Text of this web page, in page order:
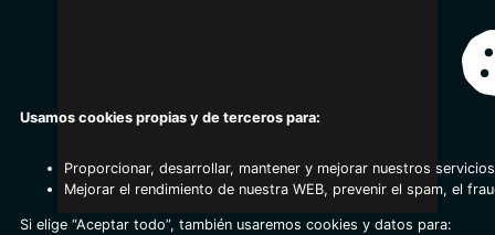
Usamos cookies propias y de terceros para:
Proporcionar, desarrollar, mantener y mejorar nuestros
Mejorar el rendimiento de nuestra WEB, prevenir el spam, el
Si elige “Aceptar todo”, también usaremos cookies y datos para: